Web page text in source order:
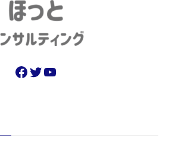
Facebook
Twitter
YouTube